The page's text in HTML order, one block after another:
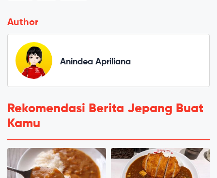
Author
Anindea Apriliana
Rekomendasi Berita Jepang Buat
Kamu